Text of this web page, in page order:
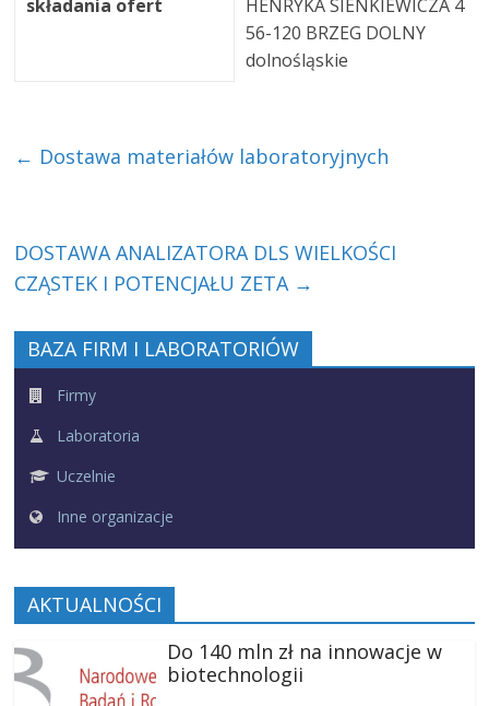
składania ofert
HENRYKA SIENKIEWICZA 4
56-120 BRZEG DOLNY
dolnośląskie
← Dostawa materiałów laboratoryjnych
DOSTAWA ANALIZATORA DLS WIELKOŚCI
CZĄSTEK I POTENCJAŁU ZETA →
BAZA FIRM I LABORATORIÓW
Firmy
Laboratoria
Uczelnie
Inne organizacje
AKTUALNOŚCI
Do 140 mln zł na innowacje w
biotechnologii